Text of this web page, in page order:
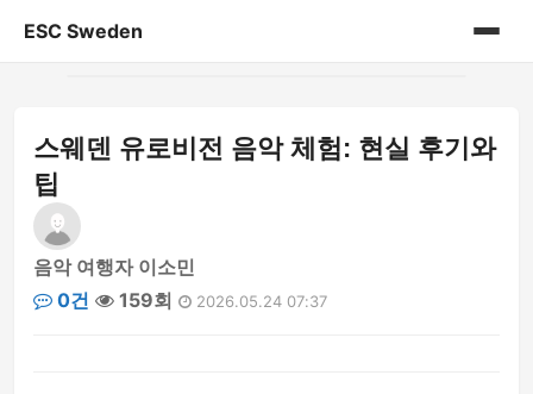
ESC Sweden
게시판
스웨덴 유로비전 음악 체험: 현실 후기와
팁
음악 여행자 이소민
0건
159회 2026.05.24 07:37